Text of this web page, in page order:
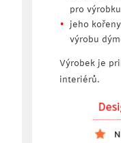
pro
jeho
výrobu
Výrobek je
interiérů.